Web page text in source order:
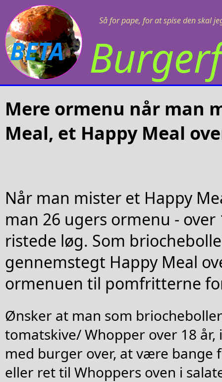
Så for pape, for at spise den skal
BETA
Mere ormenu når man
Meal, et Happy Meal
Når man mister et Happy
man 26 ugers ormenu - over
ristede løg. Som
gennemstegt Happy Meal
ormenuen til pomfritterne
Ønsker at man som
tomatskive/ Whopper over 18
med burger over, at være bange
eller ret til Whoppers oven i